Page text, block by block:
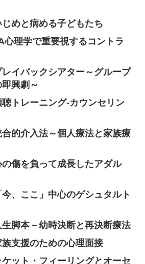
めと病める子どもたち
心理学で重要視するコントラ
イバックシアター～グループ
興劇～
トレーニング-カウンセリン
的介入法～個人療法と家族療
傷を負って成長したアダル
、ここ」中心のゲシュタルト
脚本－幼時決断と再決断療法
支援のための心理面接
ット・フィーリングとオーセ